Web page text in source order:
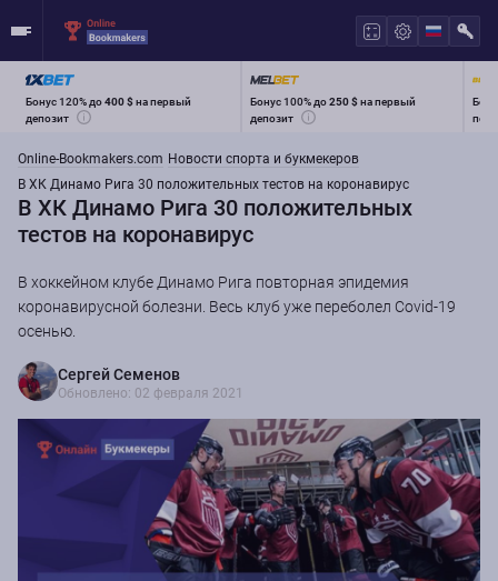
Бонус 120% до400 $на первый
депозит
Бонус 100% до250 $на первый
депозит
Online-Bookmakers.com Новости спорта и букмекеров
В ХК Динамо Рига 30 положительных тестов на коронавирус
В ХК Динамо Рига 30 положительных
тестов на коронавирус
В хоккейном клубе Динамо Рига повторная эпидемия
коронавирусной болезни. Весь клуб уже переболел Covid-19
осенью.
Сергей Семенов
Обновлено: 02 февраля 2021